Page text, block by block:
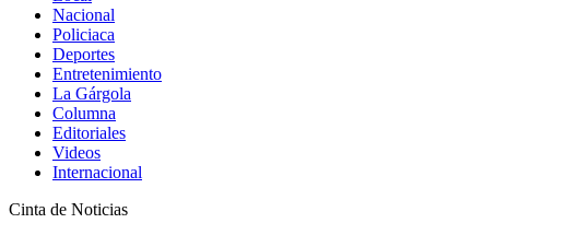
Nacional
Policiaca
Deportes
Entretenimiento
La Gárgola
Columna
Editoriales
Videos
Internacional
Cinta de Noticias